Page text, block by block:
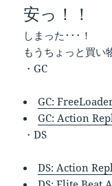
安っ！！
しまった･･･！
もうちょっと買い
・GC
GC:
GC: Action
・DS
DS: Action